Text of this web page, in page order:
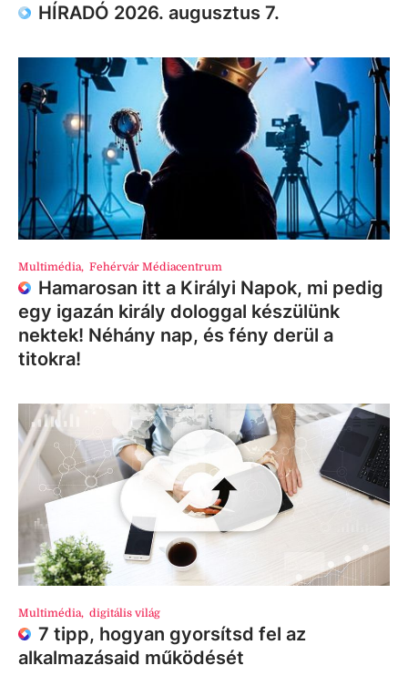
HÍRADÓ 2026. augusztus 7.
Multimédia, Fehérvár Médiacentrum
Hamarosan itt a Királyi Napok, mi pedig
egy igazán király dologgal készülünk
nektek! Néhány nap, és fény derül a
titokra!
Multimédia, digitális világ
7 tipp, hogyan gyorsítsd fel az
alkalmazásaid működését